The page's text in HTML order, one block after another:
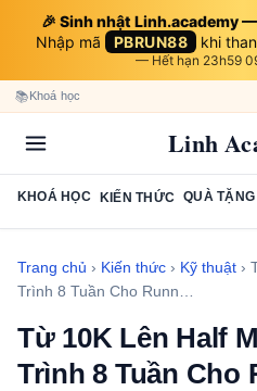
🎉 Sinh nhật Linh.academy
Nhập mã
PBRUN88 khi
— Hết hạn 23h59
📚Khoá học
Linh
KHOÁ HỌC KIẾN THỨC QUÀ TẶNG
Trang chủ › Kiến thức › Kỹ thuật ›
Trình 8 Tuần Cho Runn…
Từ 10K Lên Half
Trình 8 Tuần Cho